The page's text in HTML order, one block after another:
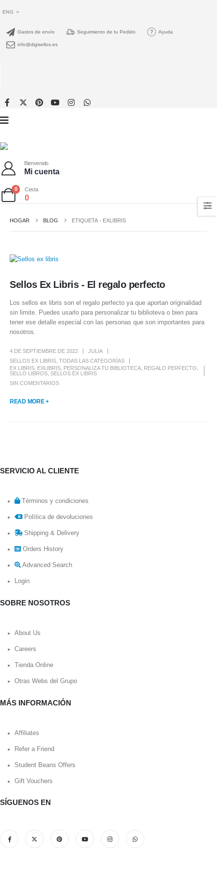
ENG
Gastos de envío Seguimiento de tu Pedido Ayuda
info@digisellos.es
Bienvenido
Mi cuenta
0 Cesta
0
HOGAR BLOG ETIQUETA - EXLIBRIS
Sellos Ex Libris - El regalo perfecto
Los sellos ex libris son el regalo perfecto ya que aportan originalidad
sin limite. Puedes usarlo para personalizar tu biblioteva o bien para
tener ese detalle especial con las personas que son importantes para
nosotros.
4 DE SEPTIEMBRE DE 2022
JULIA
SELLOS EX LIBRIS TODAS LAS CATEGORÍAS
EX LIBRIS EXLIBRIS PERSONALIZA TU BIBLIOTECA REGALO PERFECTO
SELLO LIBROS SELLOS EX LIBRIS
SIN COMENTARIOS
READ MORE +
SERVICIO AL CLIENTE
Términos y condiciones
Política de devoluciones
Shipping & Delivery
Orders History
Advanced Search
Login
SOBRE NOSOTROS
About Us
Careers
Tienda Online
Otras Webs del Grupo
MÁS INFORMACIÓN
Affiliates
Refer a Friend
Student Beans Offers
Gift Vouchers
SÍGUENOS EN